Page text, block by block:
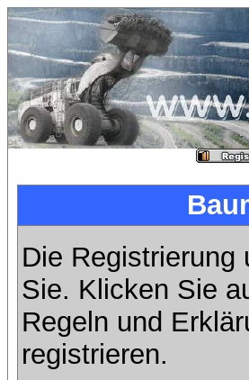
Die
Sie. Klicken Sie
Regeln und
registrieren.